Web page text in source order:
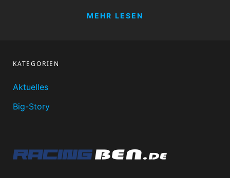
MEHR LESEN
KATEGORIEN
Aktuelles
Big-Story